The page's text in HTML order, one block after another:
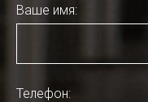
Ваше имя:
Телефон: